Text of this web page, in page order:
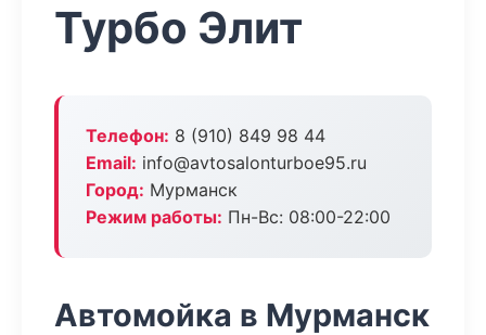
Турбо Элит
Телефон: 8 (910) 849 98 44
Email: info@avtosalonturboe95.ru
Город: Мурманск
Режим работы: Пн-Вс: 08:00-22:00
Автомойка в Мурманск